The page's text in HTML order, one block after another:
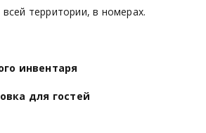
всей территории, в номерах.
инвентаря
для гостей